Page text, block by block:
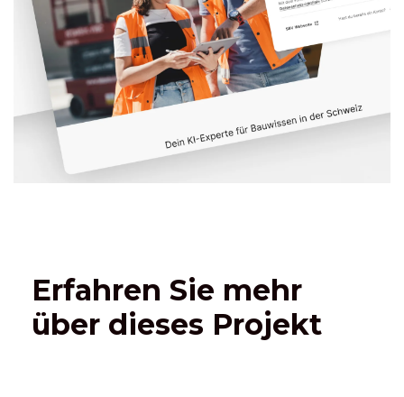
Erfahren Sie mehr
über dieses Projekt